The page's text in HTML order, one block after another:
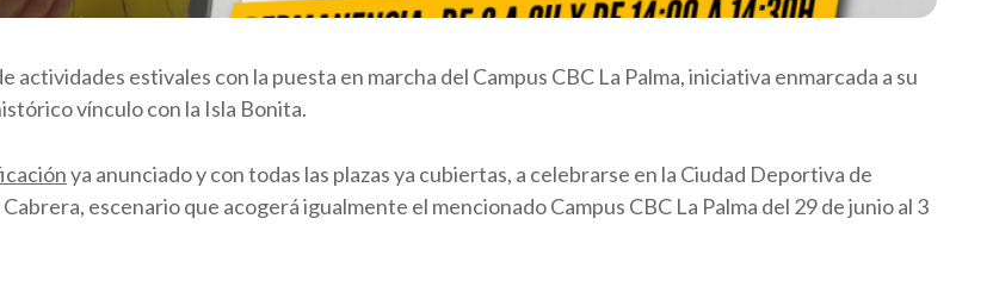
actividades estivales con la puesta en marcha del Campus CBC La Palma, iniciativa enmarcada a su
vínculo con la Isla Bonita.
ya anunciado y con todas las plazas ya cubiertas, a celebrarse en la Ciudad Deportiva de
escenario que acogerá igualmente el mencionado Campus CBC La Palma del 29 de junio al 3